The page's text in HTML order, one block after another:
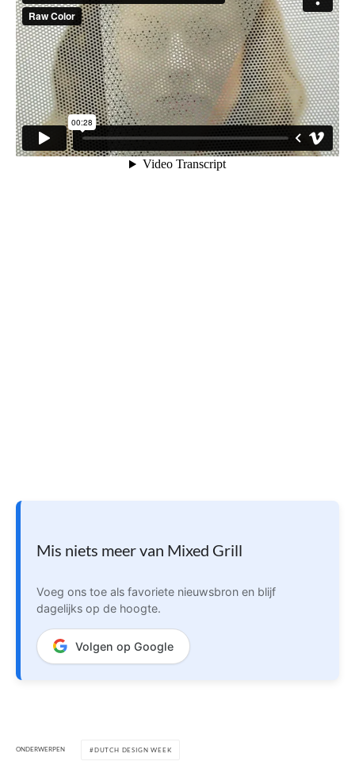
Mis niets meer van Mixed Grill
Voeg ons toe als favoriete nieuwsbron en blijf
dagelijks op de hoogte.
Volgen op Google
ONDERWERPEN DUTCH DESIGN WEEK